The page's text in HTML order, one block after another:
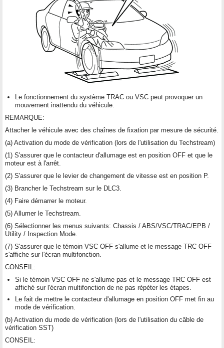
Le fonctionnement du système TRAC ou VSC peut provoquer un
mouvement inattendu du véhicule.
REMARQUE:
Attacher le véhicule avec des chaînes de fixation par mesure de sécurité.
(a) Activation du mode de vérification (lors de l'utilisation du Techstream)
(1) S'assurer que le contacteur d'allumage est en position OFF et que le
moteur est à l'arrêt.
(2) S'assurer que le levier de changement de vitesse est en position P.
(3) Brancher le Techstream sur le DLC3.
(4) Faire démarrer le moteur.
(5) Allumer le Techstream.
(6) Sélectionner les menus suivants: Chassis / ABS/VSC/TRAC/EPB /
Utility / Inspection Mode.
(7) S'assurer que le témoin VSC OFF s'allume et le message TRC OFF
s'affiche sur l'écran multifonction.
CONSEIL:
Si le témoin VSC OFF ne s'allume pas et le message TRC OFF est
affiché sur l'écran multifonction de ne pas répéter les étapes.
Le fait de mettre le contacteur d'allumage en position OFF met fin au
mode de vérification.
(b) Activation du mode de vérification (lors de l'utilisation du câble de
vérification SST)
CONSEIL: